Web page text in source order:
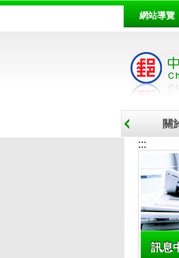
::: 網站導覽
關
:::
訊息